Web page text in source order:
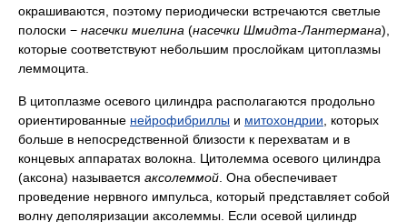
окрашиваются, поэтому периодически встречаются светлые
полоски − насечки миелина (насечки Шмидта-Лантермана),
которые соответствуют небольшим прослойкам цитоплазмы
леммоцита.
В цитоплазме осевого цилиндра располагаются продольно
ориентированные нейрофибриллы и митохондрии , которых
больше в непосредственной близости к перехватам и в
концевых аппаратах волокна. Цитолемма осевого цилиндра
(аксона) называется аксолеммой . Она обеспечивает
проведение нервного импульса, который представляет собой
волну деполяризации аксолеммы. Если осевой цилиндр